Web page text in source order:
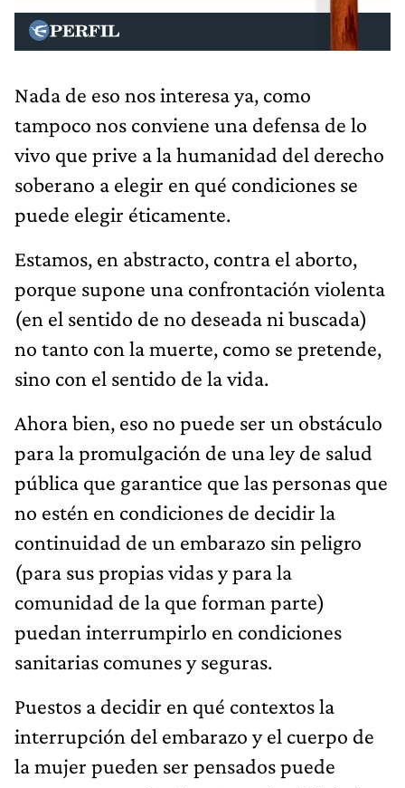
Nada de eso nos interesa ya, como
tampoco nos conviene una defensa de lo
vivo que prive a la humanidad del derecho
soberano a elegir en qué condiciones se
puede elegir éticamente.
Estamos, en abstracto, contra el aborto,
porque supone una confrontación violenta
(en el sentido de no deseada ni buscada)
no tanto con la muerte, como se pretende,
sino con el sentido de la vida.
Ahora bien, eso no puede ser un obstáculo
para la promulgación de una ley de salud
pública que garantice que las personas que
no estén en condiciones de decidir la
continuidad de un embarazo sin peligro
(para sus propias vidas y para la
comunidad de la que forman parte)
puedan interrumpirlo en condiciones
sanitarias comunes y seguras.
Puestos a decidir en qué contextos la
interrupción del embarazo y el cuerpo de
la mujer pueden ser pensados puede